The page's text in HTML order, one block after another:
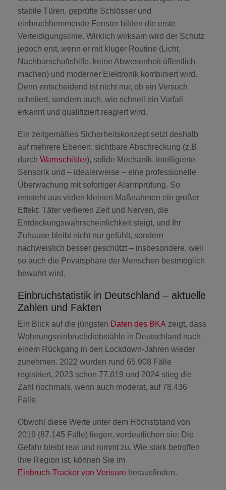
stabile Türen, geprüfte Schlösser und
einbruchhemmende Fenster bilden die erste
Verteidigungslinie. Wirklich wirksam wird der Schutz
jedoch erst, wenn er mit kluger Routine (Licht,
Nachbarschaftshilfe, keine Abwesenheit öffentlich
machen) und moderner Elektronik kombiniert wird.
Denn entscheidend ist nicht nur, ob ein Versuch
scheitert, sondern auch, wie schnell ein Vorfall
erkannt und qualifiziert reagiert wird.
Ein zeitgemäßes Sicherheitskonzept setzt deshalb
auf mehrere Ebenen: sichtbare Abschreckung (z.B.
durch Warnschilder), solide Mechanik, intelligente
Sensorik und – idealerweise – eine professionelle
Überwachung mit sofortiger Alarmprüfung. So
entsteht aus vielen kleinen Maßnahmen ein großer
Effekt: Täter verlieren Zeit und Nerven, die
Entdeckungswahrscheinlichkeit steigt, und Ihr
Zuhause bleibt nicht nur gefühlt, sondern
nachweislich besser geschützt – insbesondere, weil
so auch die Privatsphäre der Menschen bestmöglich
bewahrt wird.
Einbruchstatistik in Deutschland – aktuelle
Zahlen und Fakten
Ein Blick auf die jüngsten Daten des BKA zeigt, dass
Wohnungseinbruchdiebstähle in Deutschland nach
einem Rückgang in den Lockdown-Jahren wieder
zunehmen. 2022 wurden rund 65.908 Fälle
registriert, 2023 schon 77.819 und 2024 stieg die
Zahl nochmals, wenn auch moderat, auf 78.436
Fälle.
Obwohl diese Werte unter dem Höchststand von
2019 (87.145 Fälle) liegen, verdeutlichen sie: Die
Gefahr bleibt real und nimmt zu. Wie stark betroffen
Ihre Region ist, können Sie im
Einbruch-Tracker von Verisure herausfinden.